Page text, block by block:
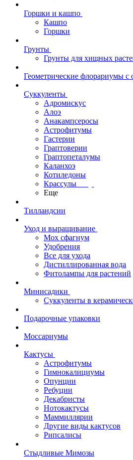
Горшки и кашпо
Кашпо
Горшки
Грунты
Грунты для хищных
Геометрические флорариумы с
Суккуленты
Адромискус
Алоэ
Анакампсеросы
Астрофитумы
Гастерии
Граптоверии
Граптопеталумы
Каланхоэ
Котиледоны
Крассулы
Еще
Тилландсии
Уход и выращивание
Мох сфагнум
Удобрения
Все для ухода
Дистиллированная вода
Фитолампы для растений
Минисадики
Суккуленты в
Подарочные упаковки
Моссариумы
Кактусы
Астрофитумы
Гимнокалициумы
Опунции
Ребуции
Декабристы
Нотокактусы
Маммиллярии
Другие виды кактусов
Рипсалисы
Стыдливые Мимозы